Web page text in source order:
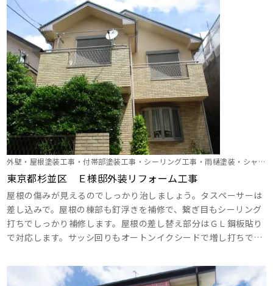
で。。破風板、幕板の目地をシーリングで打ち替えます。色味も
カラーシュミレーションでしっかり相談して決めましょう！ ･･･
外壁・屋根塗装工事・付帯部塗装工事・シーリング工事・雨樋塗装・シャッ
ターＢＯＸ塗装
東京都杉並区 Ｅ様邸外装リフォーム工事
屋根の傷みが見えるのでしっかり治しましょう。タスペーサーは
差し込みで。屋根の棟部も釘浮きを補修で、繋ぎ目もシーリング
打ちでしっかり補修します。屋根の差し替え部分はＧＬ鋼板貼り
で対応します。サッシ回りもオートンイクシードで増し打ちで、
幕板は下塗りはハイパーシーラーエポを使用して浸透力を高めま
す。破風板、幕板の目地シーリングは打ち替えで。蓮がタイルも